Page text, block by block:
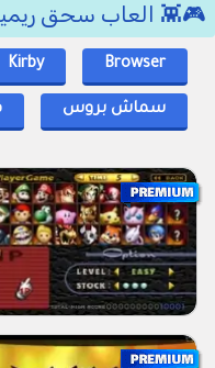
🎮👾 العاب سحق
Browser
Kirby
سماش بروس